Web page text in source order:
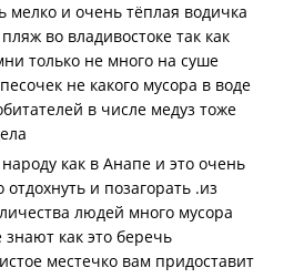
расположены "Домики у моря на
шашлычная. Ближайший
ходьбы от остановки
быть осторожнее, особенно в
мелко и очень тёплая водичка
во владивостоке так как
только не много на суше
не какого мусора в воде
в числе медуз тоже
как в Анапе и это очень
отдохнуть и позагорать .из
людей много мусора
как это беречь
местечко вам придоставит